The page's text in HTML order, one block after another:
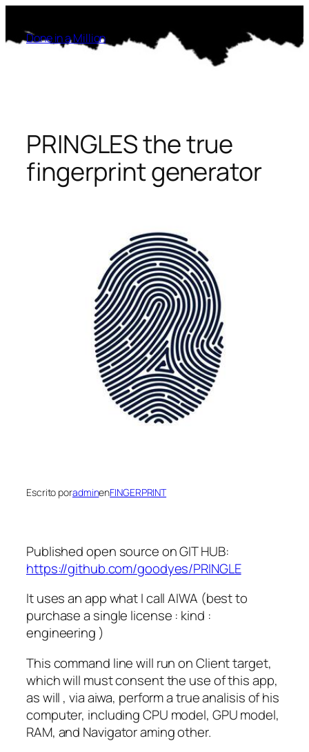
contenido
Done in a Million
PRINGLES the true
fingerprint generator
Escrito poradminenFINGERPRINT
Published open source on GIT HUB:
https://github.com/goodyes/PRINGLE
It uses an app what I call AIWA (best to
purchase a single license : kind :
engineering )
This command line will run on Client target,
which will must consent the use of this app,
as will , via aiwa, perform a true analisis of his
computer, including CPU model, GPU model,
RAM, and Navigator aming other.